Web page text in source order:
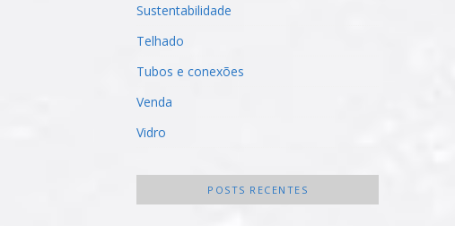
Sustentabilidade
Telhado
Tubos e conexões
Venda
Vidro
POSTS RECENTES